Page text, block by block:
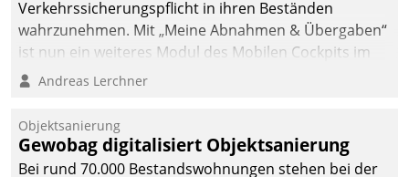
Verkehrssicherungspflicht in ihren Beständen
wahrzunehmen. Mit „Meine Abnahmen & Übergaben“
ist nun ein weiteres Modul des Mobilen Cockpits im
Einsatz.
Andreas Lerchner
Objektsanierung
Gewobag digitalisiert Objektsanierung
Bei rund 70.000 Bestandswohnungen stehen bei der